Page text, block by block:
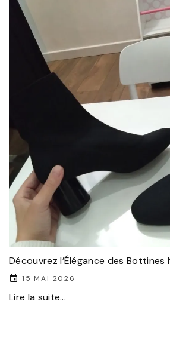
Découvrez l’Élégance des Bottines
15 MAI 2026
Lire la suite...